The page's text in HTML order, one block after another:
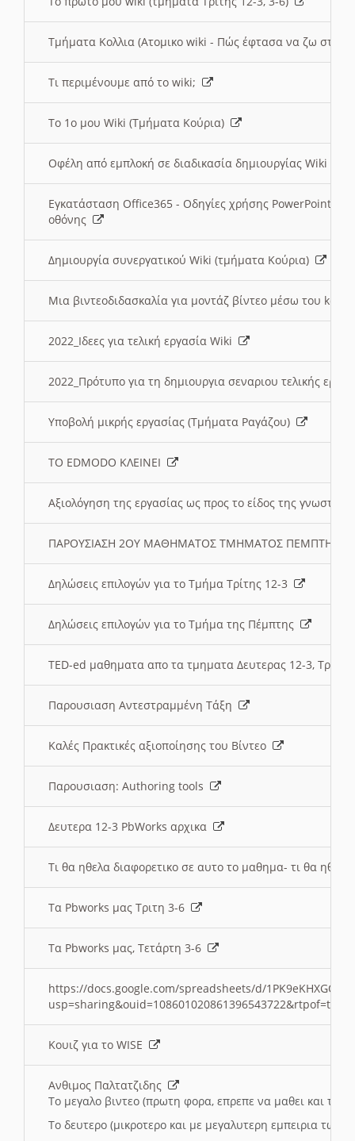
Τμήματα Κολλια (Ατομικο wiki - Πώς έφτασα να ζω στην
Τι περιμένουμε από το wiki;
Το 1ο μου Wiki (Τμήματα Κούρια)
Οφέλη από εμπλοκή σε διαδικασία δημιουργίας Wiki
Εγκατάσταση Office365 - Οδηγίες χρήσης PowerPoint
οθόνης
Δημιουργία συνεργατικού Wiki (τμήματα Κούρια)
Μια βιντεοδιδασκαλία για μοντάζ βίντεο μέσω του
2022_Ιδεες για τελική εργασία Wiki
2022_Πρότυπο για τη δημιουργια σεναριου τελικής
Υποβολή μικρής εργασίας (Τμήματα Ραγάζου)
ΤΟ EDMODO ΚΛΕΙΝΕΙ
Αξιολόγηση της εργασίας ως προς το είδος της
ΠΑΡΟΥΣΙΑΣΗ 2ΟΥ ΜΑΘΗΜΑΤΟΣ ΤΜΗΜΑΤΟΣ
Δηλώσεις επιλογών για το Τμήμα Τρίτης 12-3
Δηλώσεις επιλογών για το Τμήμα της Πέμπτης
TED-ed μαθηματα απο τα τμηματα Δευτερας 12-3,
Παρουσιαση Αντεστραμμένη Τάξη
Καλές Πρακτικές αξιοποίησης του Βίντεο
Παρουσιαση: Authoring tools
Δευτερα 12-3 PbWorks αρχικα
Τι θα ηθελα διαφορετικο σε αυτο το μαθημα- τι θα
Τα Pbworks μας Τριτη 3-6
Τα Pbworks μας, Τετάρτη 3-6
https://docs.google.com/spreadsheets/d/
Κουιζ για το WISE
Ανθιμος Παλτατζιδης
Το μεγαλο βιντεο (πρωτη φορα, επρεπε να μαθει και το
Το δευτερο (μικροτερο και με μεγαλυτερη εμπειρια